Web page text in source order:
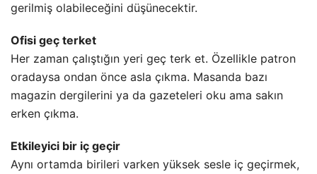
gerilmiş olabileceğini düşünecektir.
Ofisi geç terket
Her zaman çalıştığın yeri geç terk et. Özellikle patron
oradaysa ondan önce asla çıkma. Masanda bazı
magazin dergilerini ya da gazeteleri oku ama sakın
erken çıkma.
Etkileyici bir iç geçir
Aynı ortamda birileri varken yüksek sesle iç geçirmek,